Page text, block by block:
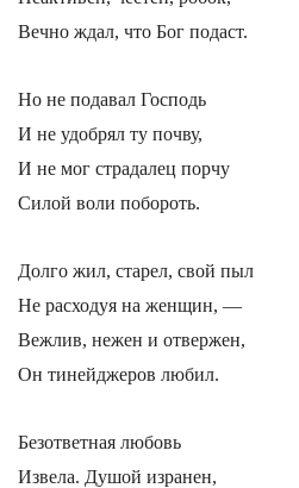
Вечно ждал, что Бог подаст.
Но не подавал Господь
И не удобрял ту почву,
И не мог страдалец порчу
Силой воли побороть.
Долго жил, старел, свой пыл
Не расходуя на женщин, —
Вежлив, нежен и отвержен,
Он тинейджеров любил.
Безответная любовь
Извела. Душой изранен,